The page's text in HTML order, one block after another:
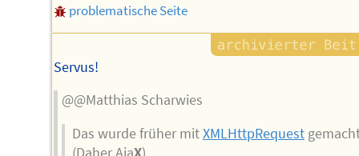
problematische Seite
Servus!
@@Matthias Scharwies
Das wurde früher mitXMLHttpRequest